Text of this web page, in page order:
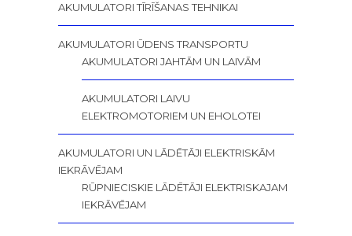
AKUMULATORI TĪRĪŠANAS TEHNIKAI
AKUMULATORI ŪDENS TRANSPORTU
AKUMULATORI JAHTĀM UN LAIVĀM
AKUMULATORI LAIVU
ELEKTROMOTORIEM UN EHOLOTEI
AKUMULATORI UN LĀDĒTĀJI ELEKTRISKĀM
IEKRĀVĒJAM
RŪPNIECISKIE LĀDĒTĀJI ELEKTRISKAJAM
IEKRĀVĒJAM